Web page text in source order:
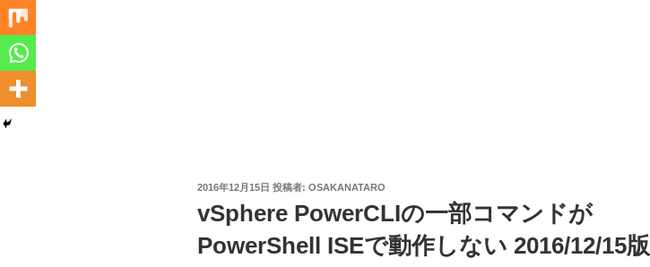
投
日:
2016年12月15日 投稿者: OSAKANATARO
vSphere PowerCLIの一部コマンドが
PowerShell ISEで動作しない 2016/12/15版